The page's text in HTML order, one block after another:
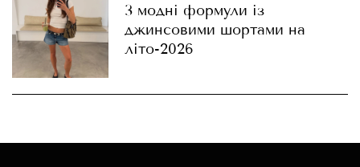
3 модні формули із
джинсовими шортами на
літо-2026